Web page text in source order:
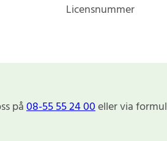
Licensnummer
på08-55 55 24 00eller via